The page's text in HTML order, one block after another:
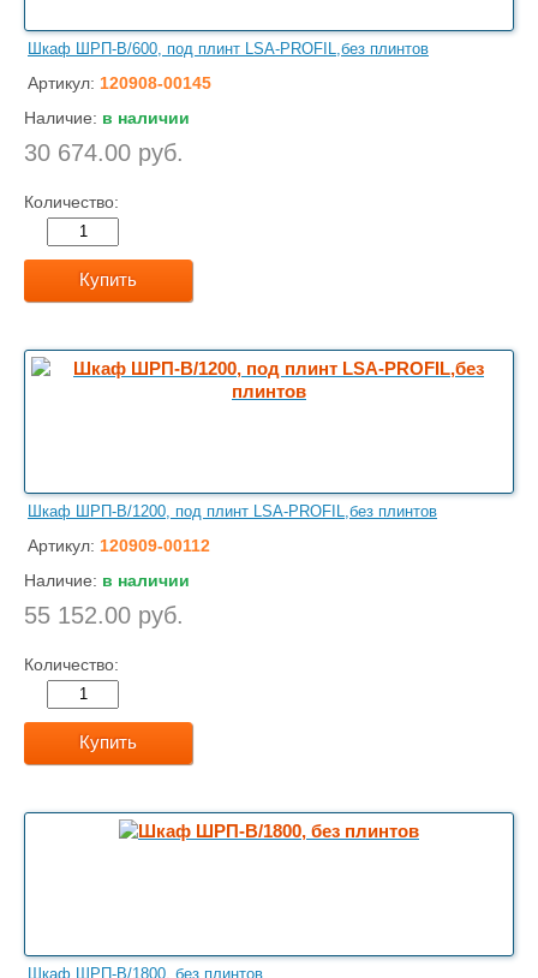
Шкаф ШРП-В/600, под плинт LSA-PROFIL,без плинтов
Артикул: 120908-00145
Наличие: в наличии
30 674.00 руб.
Количество:
Купить
Шкаф ШРП-В/1200, под плинт LSA-PROFIL,без плинтов
Артикул: 120909-00112
Наличие: в наличии
55 152.00 руб.
Количество:
Купить
Шкаф ШРП-В/1800, без плинтов